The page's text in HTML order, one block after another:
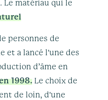
Le matériau qui le
personnes de
et a lancé l'une des
d’âme en
1998. Le choix de
de loin, d'une